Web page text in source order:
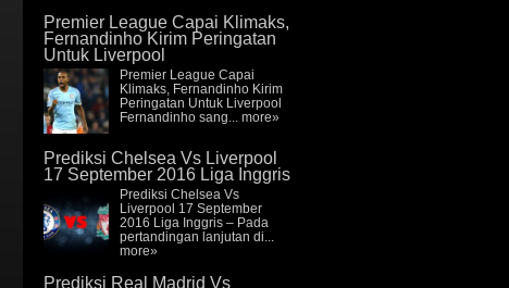
Premier League Capai Klimaks,
Fernandinho Kirim Peringatan
Untuk Liverpool
Premier League Capai
Klimaks, Fernandinho Kirim
Peringatan Untuk Liverpool
Fernandinho sang... more»
Prediksi Chelsea Vs Liverpool
17 September 2016 Liga Inggris
Prediksi Chelsea Vs
Liverpool 17 September
2016 Liga Inggris – Pada
pertandingan lanjutan di...
more»
Prediksi Real Madrid Vs